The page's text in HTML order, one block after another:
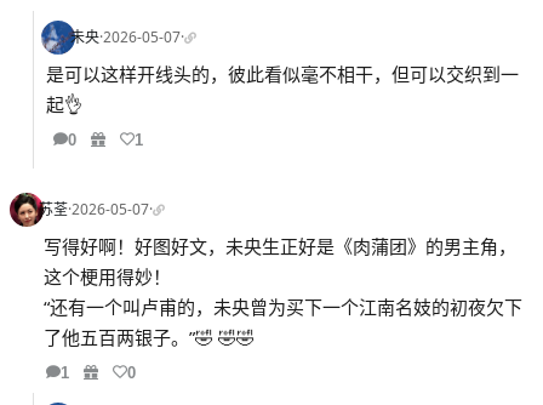
未央·2026-05-07·
是可以这样开线头的，彼此看似毫不相干，但可以交织到一
起👌
0 1
苏荃·2026-05-07·
写得好啊！好图好文，未央生正好是《肉蒲团》的男主角，
这个梗用得妙！
“还有一个叫卢甫的，未央曾为买下一个江南名妓的初夜欠下
了他五百两银子。”🤣 🤣🤣
1 0